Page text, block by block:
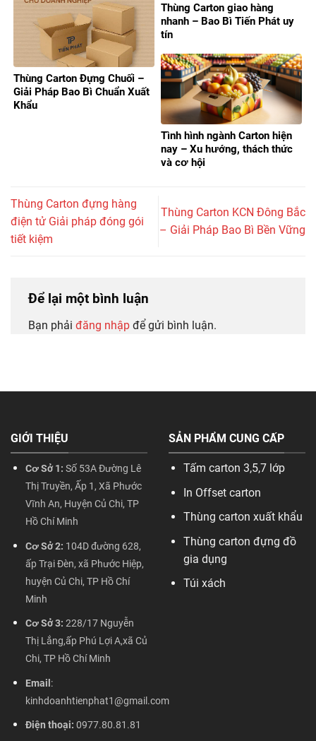
Thùng Carton Đựng Chuối –
Giải Pháp Bao Bì Chuẩn Xuất
Khẩu
Thùng Carton giao hàng
nhanh – Bao Bì Tiến Phát uy
tín
Tình hình ngành Carton hiện
nay – Xu hướng, thách thức
và cơ hội
Thùng Carton đựng hàng
điện tử Giải pháp đóng gói
tiết kiệm
Thùng Carton KCN Đông Bắc
– Giải Pháp Bao Bì Bền Vững
Để lại một bình luận
Bạn phải đăng nhập để gửi bình luận.
GIỚI THIỆU
Cơ Sở 1: Số 53A Đường Lê
Thị Truyền, Ấp 1, Xã Phước
Vĩnh An, Huyện Củ Chi, TP
Hồ Chí Minh
Cơ Sở 2: 104D đường 628,
ấp Trại Đèn, xã Phước Hiệp,
huyện Củ Chi, TP Hồ Chí
Minh
Cơ Sở 3: 228/17 Nguyễn
Thị Lắng,ấp Phú Lợi A,xã Củ
Chi, TP Hồ Chí Minh
Email :
kinhdoanhtienphat1@gmail.com
Điện thoại: 0977.80.81.81
SẢN PHẨM CUNG CẤP
Tấm carton 3,5,7 lớp
In Offset carton
Thùng carton xuất khẩu
Thùng carton đựng đồ
gia dụng
Túi xách